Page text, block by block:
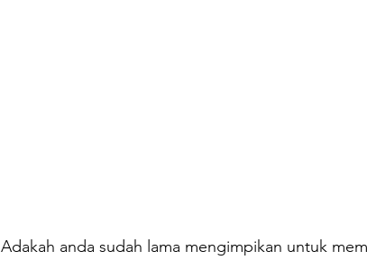
Adakah anda sudah lama mengimpikan untuk